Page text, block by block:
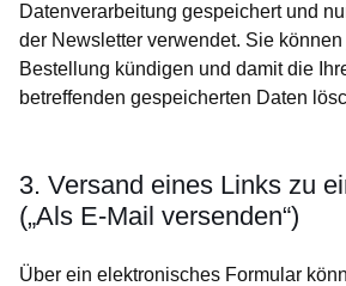
Datenverarbeitung gespeichert und
der Newsletter verwendet. Sie
Bestellung kündigen und damit die
betreffenden gespeicherten Daten
3. Versand eines Links zu
(„Als E-Mail versenden“)
Über ein elektronisches Formular